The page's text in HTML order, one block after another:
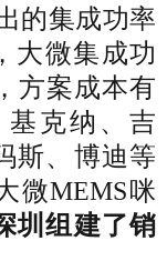
的集成功率
大微集成功
方案成本有
克纳、吉
斯、博迪等
微MEMS咪
圳组建了销